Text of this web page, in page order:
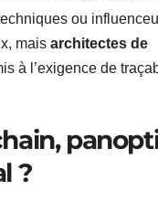
ou
mais architectes de
à l’exigence de
?